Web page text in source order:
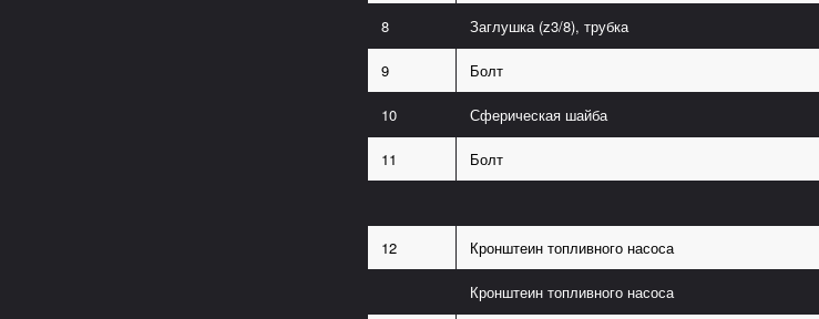
8 Заглушка (z3/8), трубка
9 Болт
10 Сферическая шайба
11 Болт
12 Кронштеин топливного насоса
Кронштеин топливного насоса